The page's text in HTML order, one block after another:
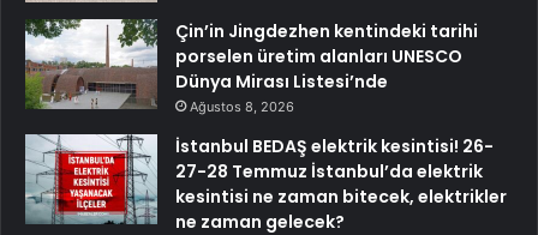
Çin’in Jingdezhen kentindeki tarihi
porselen üretim alanları UNESCO
Dünya Mirası Listesi’nde
Ağustos 8, 2026
İstanbul BEDAŞ elektrik kesintisi! 26-
27-28 Temmuz İstanbul’da elektrik
kesintisi ne zaman bitecek, elektrikler
ne zaman gelecek?